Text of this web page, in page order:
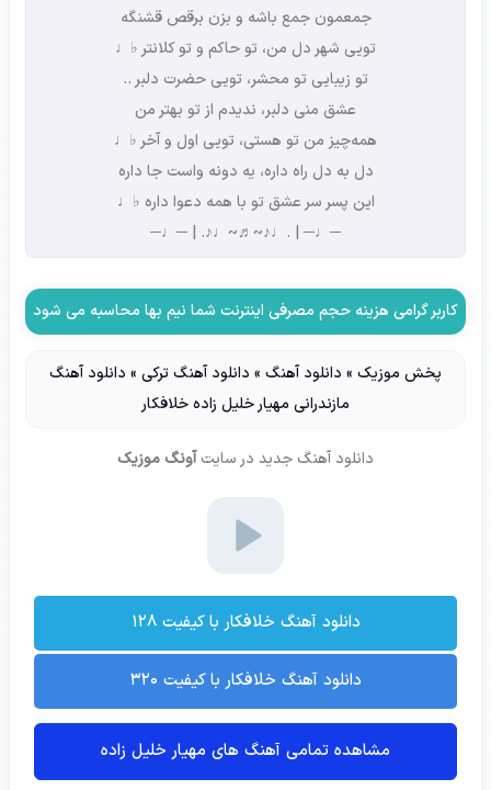
جمعمون جمع باشه و بزن برقص قشنگه
تویی شهر دل من، تو حاکم و تو کلانتر ♭♩
تو زیبایی تو محشر، تویی حضرت دلبر ..
عشق منی دلبر، ندیدم از تو بهتر من
همه‌چیز من تو هستی، تویی اول و آخر ♭♩
دل به دل راه داره، یه دونه واست جا داره
این پسر سر عشق تو با همه دعوا داره ♭♩
─♩─ | .♩♪~♬~♩♪. | ─♩─
کاربر گرامی هزینه حجم مصرفی اینترنت شما نیم بها محاسبه می شود
پخش موزیک » دانلود آهنگ » دانلود آهنگ ترکی » دانلود آهنگ
مازندرانی مهیار خلیل زاده خلافکار
دانلود آهنگ جدید در سایت آونگ موزیک
دانلود آهنگ خلافکار با کیفیت ۱۲۸
دانلود آهنگ خلافکار با کیفیت ۳۲۰
مشاهده تمامی آهنگ های مهیار خلیل زاده